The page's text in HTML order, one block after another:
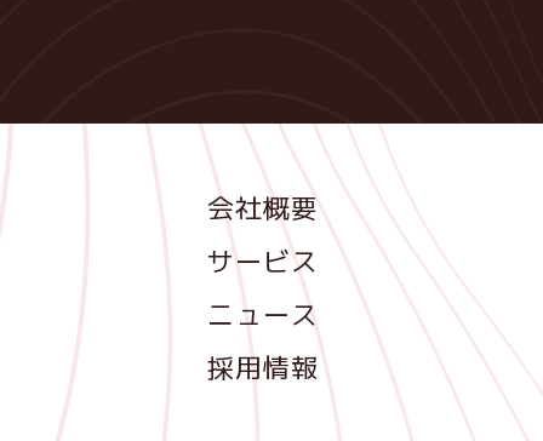
Footer
会社概要
サービス
ニュース
採用情報